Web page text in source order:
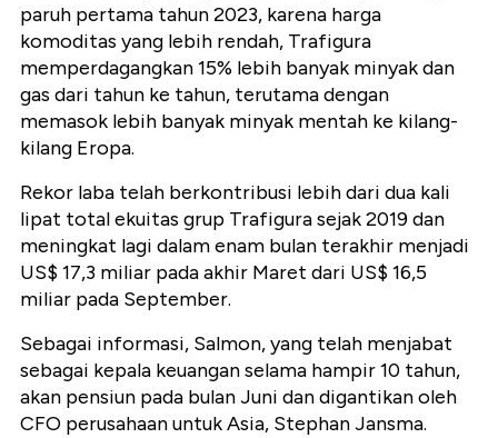
paruh pertama tahun 2023, karena harga
komoditas yang lebih rendah, Trafigura
memperdagangkan 15% lebih banyak minyak dan
gas dari tahun ke tahun, terutama dengan
memasok lebih banyak minyak mentah ke kilang-
kilang Eropa.
Rekor laba telah berkontribusi lebih dari dua kali
lipat total ekuitas grup Trafigura sejak 2019 dan
meningkat lagi dalam enam bulan terakhir menjadi
US$ 17,3 miliar pada akhir Maret dari US$ 16,5
miliar pada September.
Sebagai informasi, Salmon, yang telah menjabat
sebagai kepala keuangan selama hampir 10 tahun,
akan pensiun pada bulan Juni dan digantikan oleh
CFO perusahaan untuk Asia, Stephan Jansma.